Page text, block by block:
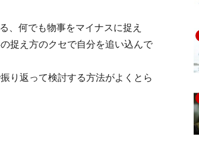
、何でも物事をマイナスに捉え
捉え方のクセで自分を追い込んで
り返って検討する方法がよくとら